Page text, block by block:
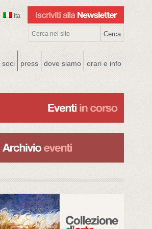
Ita
soci press dove siamo orari e info